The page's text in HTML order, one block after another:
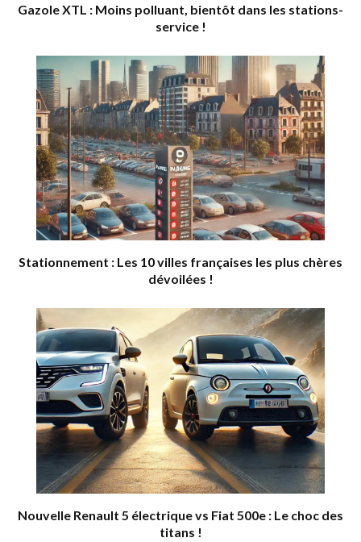
Gazole XTL : Moins polluant, bientôt dans les stations-
service !
Stationnement : Les 10 villes françaises les plus chères
dévoilées !
Nouvelle Renault 5 électrique vs Fiat 500e : Le choc des
titans !